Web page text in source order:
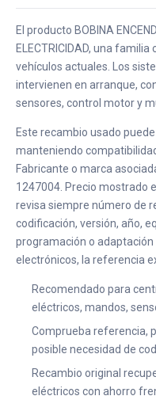
El producto BOBINA
ELECTRICIDAD, una
vehículos actuales. Los
intervienen en arranque,
sensores, control motor y
Este recambio usado
manteniendo
Fabricante o marca
1247004. Precio mostrado
revisa siempre número de
codificación, versión, año,
programación o
electrónicos, la referencia
Recomendado para
eléctricos, mandos,
Comprueba referencia,
posible necesidad de
Recambio original
eléctricos con ahorro